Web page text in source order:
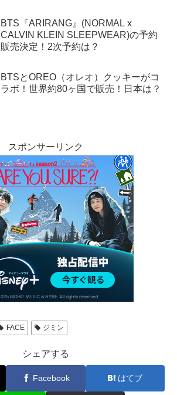
BTS『ARIRANG』(NORMAL x
CALVIN KLEIN SLEEPWEAR)の予約
販売決定！2次予約は？
BTSとOREO（オレオ）クッキーがコ
ラボ！世界約80ヶ国で販売！日本は？
スポンサーリンク
FACE ジミン
シェアする
Facebook はてブ